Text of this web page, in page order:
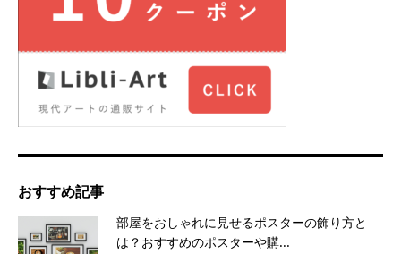
おすすめ記事
部屋をおしゃれに見せるポスターの飾り方と
は？おすすめのポスターや購...